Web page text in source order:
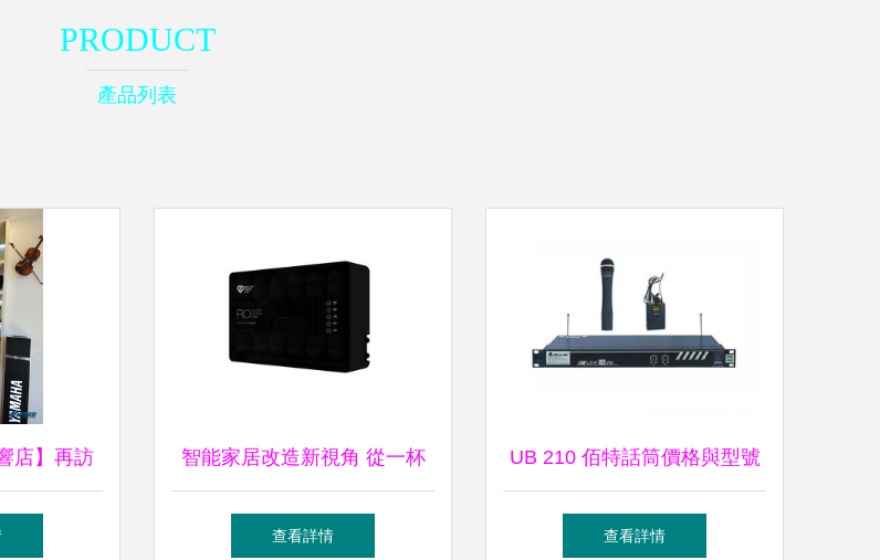
PRODUCT
產品列表
店】再訪
暖與精
智能家居改造新視角 從一杯
純凈水到一場視聽盛宴
查看詳情
UB 210 佰特話筒價格與型號
規(guī)格詳解 家用視聽設備
查看詳情